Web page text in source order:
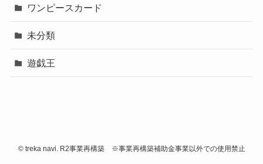
ワンピースカード
未分類
遊戯王
©treka navi. R2事業再構築 ※事業再構築補助金事業以外での使用禁止